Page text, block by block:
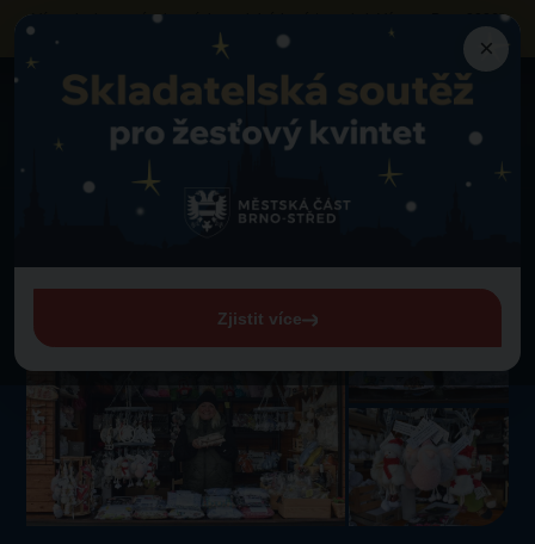
Výzva k obsazení vybraných prodejních míst
na akci „Vánoce Brno 2026“
neziskovými organizacemi a sociálními podniky
Zpět na detail trhu Mapa trhů
Zelný trh
Nahřívací polštářky
Nahřívací polštářky
×
Zjistit více